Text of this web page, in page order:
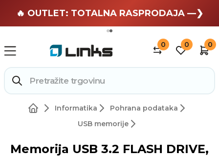
🏄 Zaslužuješ odmor —❯
🔥 OUTLET: TOTALNA RASPRODAJA —❯
0 0 0
Informatika
Pohrana podataka
USB memorije
Memorija USB 3.2 FLASH DRIVE,